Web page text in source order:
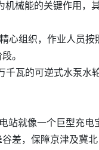
械能的关键作用
心组织，作业人员
。
瓦的可逆式水泵
站就像一个巨型充
差，保障京津及冀北